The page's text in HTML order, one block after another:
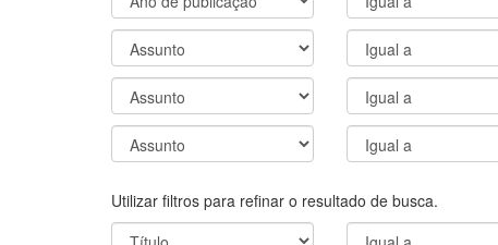
Utilizar filtros para refinar o resultado de busca.